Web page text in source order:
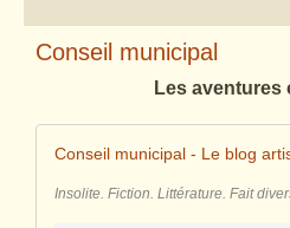
Conseil municipal
Les
Conseil municipal - Le blog
Insolite. Fiction. Littérature. Fait